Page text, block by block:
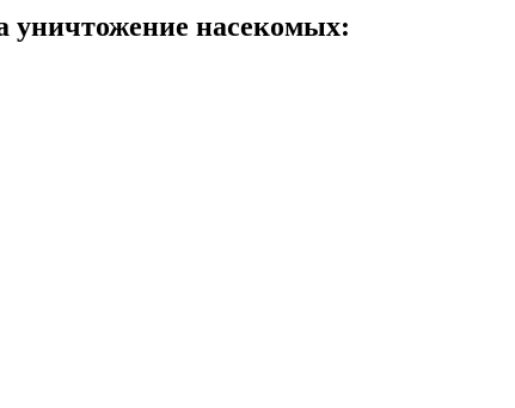
уничтожение насекомых: